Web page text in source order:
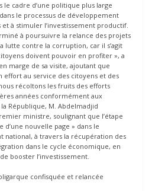
le cadre d’une politique plus large
le processus de développement
à stimuler l’investissement productif.
à poursuivre la relance des projets
lutte contre la corruption, car il s’agit
doivent pouvoir en profiter », a
marge de sa visite, ajoutant que
effort au service des citoyens et des
récoltons les fruits des efforts
années conformément aux
République, M. Abdelmadjid
ministre, soulignant que l’étape
nouvelle page » dans le
national, à travers la récupération des
dans le cycle économique, en
booster l’investissement.
confisquée et relancée